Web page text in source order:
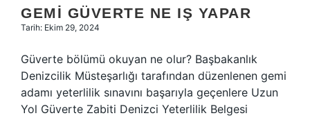
GEMI GÜVERTE NE IŞ YAPAR
Tarih: Ekim 29, 2024
Güverte bölümü okuyan ne olur? Başbakanlık
Denizcilik Müsteşarlığı tarafından düzenlenen gemi
adamı yeterlilik sınavını başarıyla geçenlere Uzun
Yol Güverte Zabiti Denizci Yeterlilik Belgesi